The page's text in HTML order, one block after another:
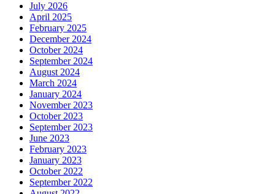
July 2026
April 2025
February 2025
December 2024
October 2024
September 2024
August 2024
March 2024
January 2024
November 2023
October 2023
September 2023
June 2023
February 2023
January 2023
October 2022
September 2022